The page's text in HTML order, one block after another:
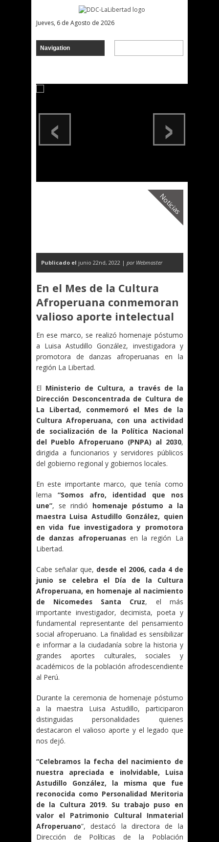
Jueves, 6 de Agosto de 2026
›
‹
Noticias
Publicado el junio 22nd, 2022 | por Webmaster
En el Mes de la Cultura
Afroperuana conmemoran
valioso aporte intelectual
En ese marco, se realizó homenaje póstumo
a Luisa Astudillo González, investigadora y
promotora de danzas afroperuanas en la
región La Libertad.
El Ministerio de Cultura, a través de la
Dirección Desconcentrada de Cultura de
La Libertad, conmemoró el Mes de la
Cultura Afroperuana, con una actividad
de socialización de la Política Nacional
del Pueblo Afroperuano (PNPA) al 2030,
dirigida a funcionarios y servidores públicos
del gobierno regional y gobiernos locales.
En este importante marco, que tenía como
lema “Somos afro, identidad que nos
une”, se rindió homenaje póstumo a la
maestra Luisa Astudillo González, quien
en vida fue investigadora y promotora
de danzas afroperuanasen la región La
Libertad.
Cabe señalar que, desde el 2006, cada 4 de
junio se celebra el Día de la Cultura
Afroperuana, en homenaje al nacimiento
de Nicomedes Santa Cruz, el más
importante investigador, decimista, poeta y
fundamental representante del pensamiento
social afroperuano. La finalidad es sensibilizar
e informar a la ciudadanía sobre la historia y
grandes aportes culturales, sociales y
académicos de la población afrodescendiente
al Perú.
Durante la ceremonia de homenaje póstumo
a la maestra Luisa Astudillo, participaron
distinguidas personalidades quienes
destacaron el valioso aporte y el legado que
nos dejó.
“Celebramos la fecha del nacimiento de
nuestra apreciada e inolvidable, Luisa
Astudillo González, la misma que fue
reconocida como Personalidad Meritoria
de la Cultura 2019. Su trabajo puso en
valor el Patrimonio Cultural Inmaterial
Afroperuano”, destacó la directora de la
Dirección de Políticas de la Población